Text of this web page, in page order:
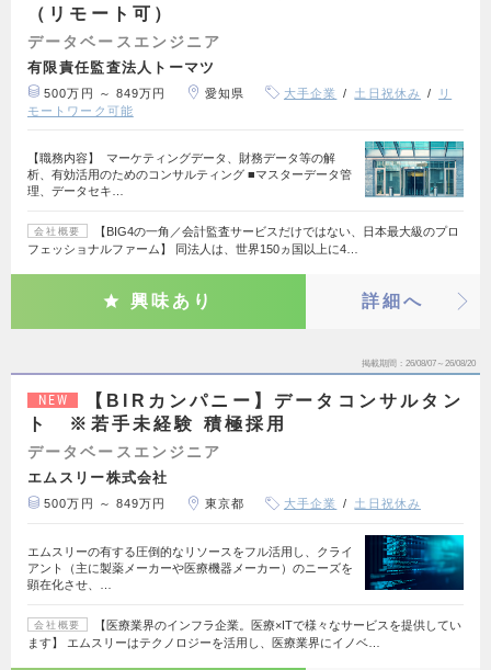
（リモート可）
データベースエンジニア
有限責任監査法人トーマツ
500万円 ～ 849万円 愛知県 大手企業 土日祝休み
リ
モートワーク可能
【職務内容】 マーケティングデータ、財務データ等の解
析、有効活用のためのコンサルティング ■マスターデータ管
理、データセキ…
会社概要
【BIG4の一角／会計監査サービスだけではない、日本最大級のプロ
フェッショナルファーム】 同法人は、世界150ヵ国以上に4…
興味あり 詳細へ
掲載期間 26/08/07～26/08/20
NEW
【BIRカンパニー】データコンサルタン
ト ※若手未経験 積極採用
データベースエンジニア
エムスリー株式会社
500万円 ～ 849万円 東京都 大手企業 土日祝休み
エムスリーの有する圧倒的なリソースをフル活用し、クライ
アント（主に製薬メーカーや医療機器メーカー）のニーズを
顕在化させ、…
会社概要
【医療業界のインフラ企業。医療×ITで様々なサービスを提供してい
ます】 エムスリーはテクノロジーを活用し、医療業界にイノベ…